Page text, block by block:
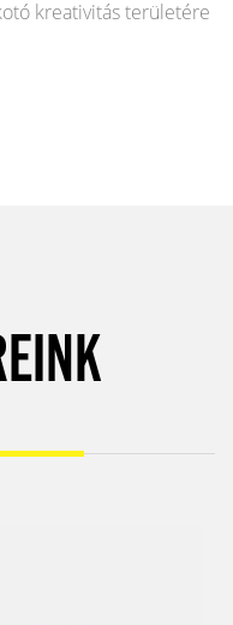
kreativitás területére